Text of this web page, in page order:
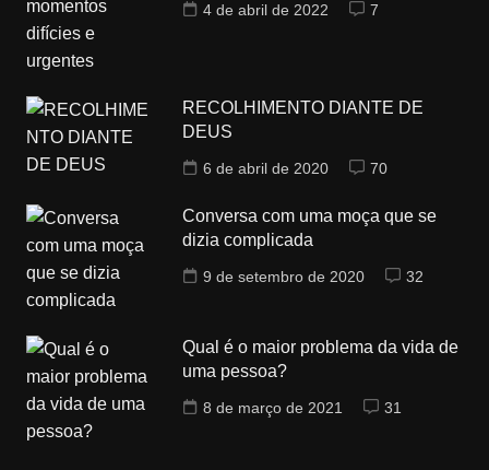
4 de abril de 2022 7
RECOLHIMENTO DIANTE DE
DEUS
6 de abril de 2020 70
Conversa com uma moça que se
dizia complicada
9 de setembro de 2020 32
Qual é o maior problema da vida de
uma pessoa?
8 de março de 2021 31